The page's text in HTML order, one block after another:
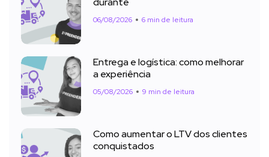
06/08/2026 6 min de leitura
Entrega e logística: como melhorar
a experiência
05/08/2026 9 min de leitura
Como aumentar o LTV dos clientes
conquistados